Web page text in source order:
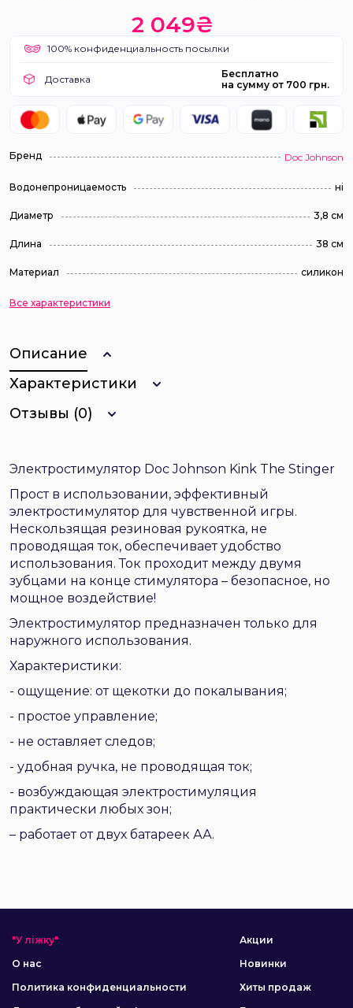
2 049₴
100% конфиденциальность посылки
Доставка
Бесплатно
на сумму от 700 грн.
Бренд Doc Johnson
Водонепроницаемость ні
Диаметр 3,8 см
Длина 38 см
Материал силикон
Все характеристики
Описание
Характеристики
Отзывы (0)
Электростимулятор Doc Johnson Kink The Stinger
Прост в использовании, эффективный
электростимулятор для чувственной игры.
Нескользящая резиновая рукоятка, не
проводящая ток, обеспечивает удобство
использования. Ток проходит между двумя
зубцами на конце стимулятора – безопасное, но
мощное воздействие!
Электростимулятор предназначен только для
наружного использования.
Характеристики:
- ощущение: от щекотки до покалывания;
- простое управление;
- не оставляет следов;
- удобная ручка, не проводящая ток;
- возбуждающая электростимуляция
практически любых зон;
– работает от двух батареек АА.
"У ліжку"
О нас
Политика конфиденциальности
Акции
Новинки
Хиты продаж